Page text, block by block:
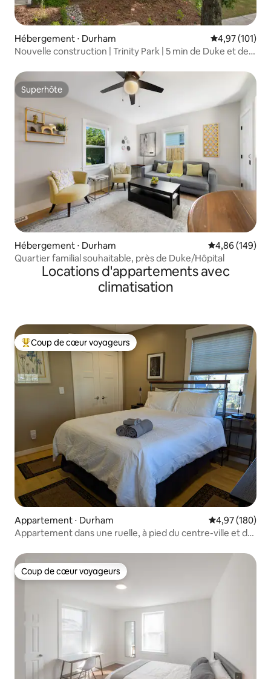
Hébergement ⋅ Durham Évaluation
4,97 (101)
Nouvelle construction | Trinity Park | 5 min de Duke et de
Superhôte
Superhôte
Hébergement ⋅ Durham Évaluation
4,86 (149)
Quartier familial souhaitable, près de Duke/Hôpital
Locations d'appartements avec
climatisation
Coups de cœur voyageurs les plus appréciés
Coup de cœur voyageurs
Appartement ⋅ Durham Évaluation
4,97 (180)
Appartement dans une ruelle, à pied du centre-ville et de
Coup de cœur voyageurs
Coup de cœur voyageurs